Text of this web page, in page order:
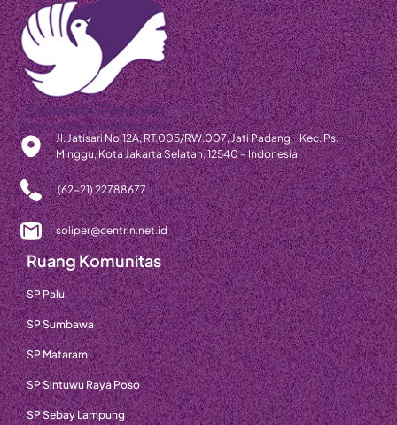
Jl. Jatisari No.12A, RT.005/RW.007, Jati Padang, Kec. Ps.
Minggu, Kota Jakarta Selatan, 12540 – Indonesia
(62-21) 22788677
soliper@centrin.net.id
Ruang Komunitas
SP Palu
SP Sumbawa
SP Mataram
SP Sintuwu Raya Poso
SP Sebay Lampung